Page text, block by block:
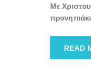
Με
READ